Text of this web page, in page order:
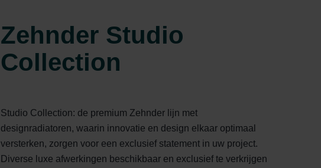
Zehnder Studio
Collection
Studio Collection: de premium Zehnder lijn met
designradiatoren, waarin innovatie en design elkaar optimaal
versterken, zorgen voor een exclusief statement in uw project.
Diverse luxe afwerkingen beschikbaar en exclusief te verkrijgen